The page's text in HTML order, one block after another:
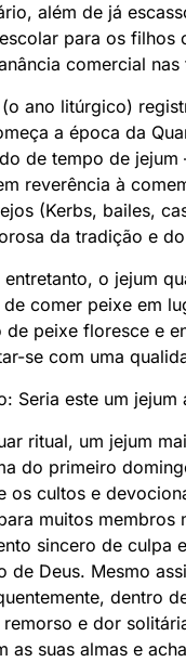
além de já
para os
comercial
ano litúrgico)
a época da
de tempo de
reverência à
(Kerbs, bailes,
da tradição e
o jejum
comer peixe em
peixe floresce e
se com uma
Seria este um jejum
ritual, um jejum
do primeiro
os cultos e
muitos
sincero de
de Deus. Mesmo
dentro
e dor
as suas almas e